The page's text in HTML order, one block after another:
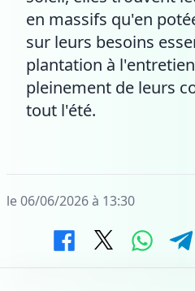
en massifs qu'en
sur leurs besoins
plantation à
pleinement de leurs
tout l'été.
le 06/06/2026 à 13:30